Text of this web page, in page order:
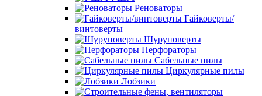
Реноваторы
Гайковерты/
винтоверты
Шуруповерты
Перфораторы
Сабельные пилы
Циркулярные пилы
Лобзики